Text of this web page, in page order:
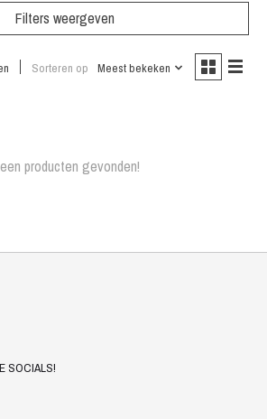
Filters weergeven
Sorteren op Meest bekeken
producten gevonden!
SOCIALS!